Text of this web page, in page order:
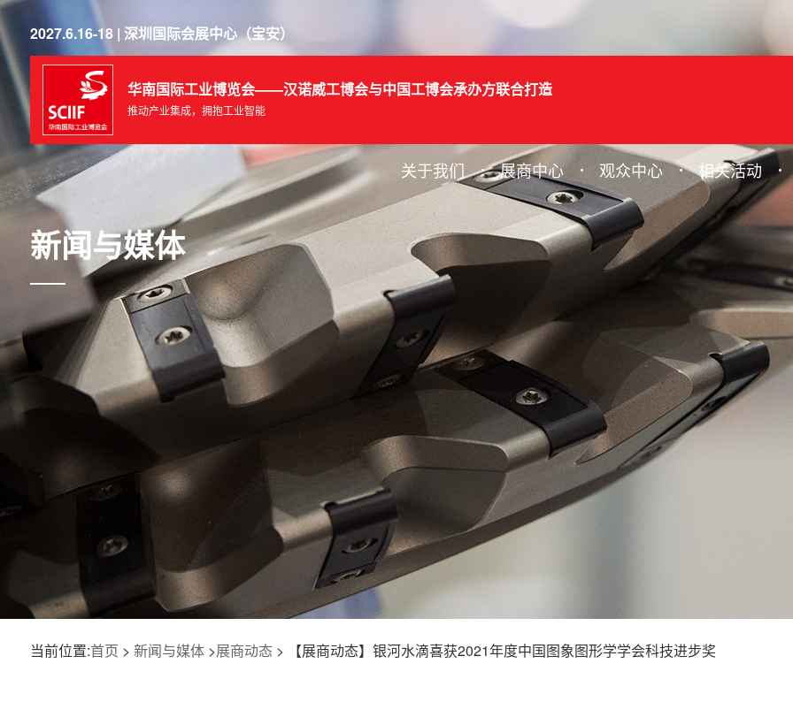
2027.6.16-18 | 深圳国际会展中心（宝安）
华南国际工业博览会——汉诺威工博会与中国工博会承办方联合打造
推动产业集成，拥抱工业智能
关于我们 展商中心 观众中心 相关活动
新闻与媒体
当前位置:首页 > 新闻与媒体>展商动态> 【展商动态】银河水滴喜获2021年度中国图象图形学学会科技进步奖